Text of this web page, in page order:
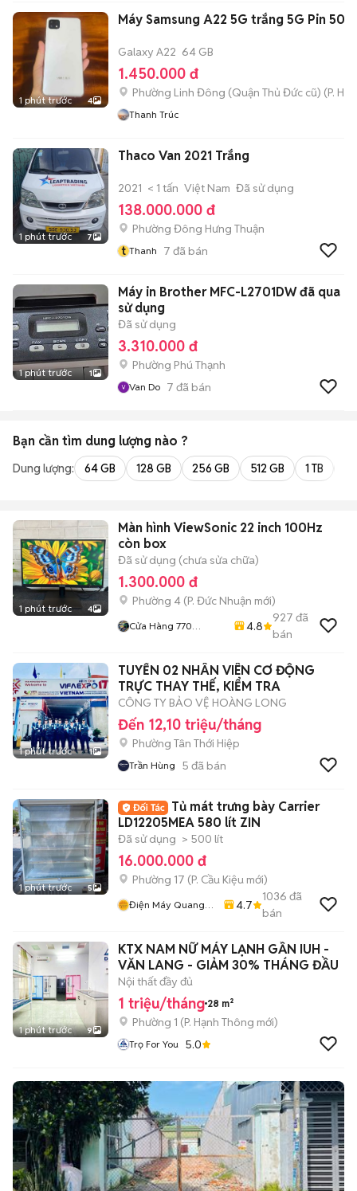
1 phút trước 4
Máy Samsung A22 5G trắng 5G Pin
Galaxy A22 64 GB
1.450.000 đ
Phường Linh Đông (Quận Thủ Đức cũ) (P.
Thanh Trúc
1 phút trước 7
Thaco Van 2021 Trắng
2021 < 1 tấn Việt Nam Đã sử dụng
138.000.000 đ
Phường Đông Hưng Thuận
t Thanh 7 đã bán
1 phút trước 1
Máy in Brother MFC-L2701DW đã qua
sử dụng
Đã sử dụng
3.310.000 đ
Phường Phú Thạnh
Van Do 7 đã bán
Bạn cần tìm dung lượng nào ?
Dung lượng: 64 GB 128 GB 256 GB 512 GB 1 TB
1 phút trước 4
Màn hình ViewSonic 22 inch 100Hz
còn box
Đã sử dụng (chưa sửa chữa)
1.300.000 đ
Phường 4 (P. Đức Nhuận mới)
Cửa Hàng 770
4.8
927 đã
bán
1 phút trước 1
TUYỂN 02 NHÂN VIÊN CƠ ĐỘNG
TRỰC THAY THẾ, KIỂM TRA
CÔNG TY BẢO VỆ HOÀNG LONG
Đến 12,10 triệu/tháng
Phường Tân Thới Hiệp
Trần Hùng 5 đã bán
1 phút trước 5
Tủ mát trưng bày Carrier
LD12205MEA 580 lít ZIN
Đã sử dụng > 500 lít
16.000.000 đ
Phường 17 (P. Cầu Kiệu mới)
Điện Máy Quang
4.7
1036 đã
bán
1 phút trước 9
KTX NAM NỮ MÁY LẠNH GẦN IUH -
VĂN LANG - GIẢM 30% THÁNG ĐẦU
Nội thất đầy đủ
1 triệu/tháng 28 m²
Phường 1 (P. Hạnh Thông mới)
Trọ For You 5.0